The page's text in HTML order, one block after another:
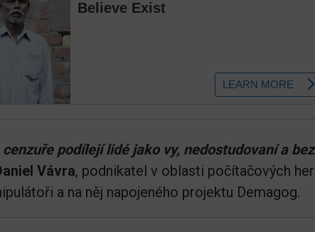
podílejí lidé jako vy, nedostudovaní a bez
Vávra, podnikatel v oblasti počítačových her
a na něj napojeného projektu Demagog.